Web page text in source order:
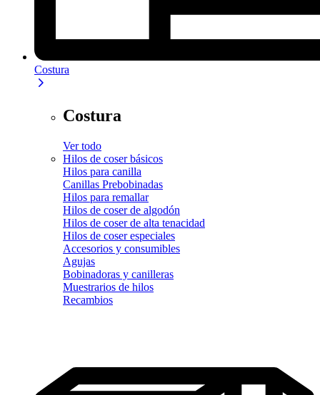
Costura
Costura
Ver todo
Hilos de coser básicos
Hilos para canilla
Canillas Prebobinadas
Hilos para remallar
Hilos de coser de algodón
Hilos de coser de alta tenacidad
Hilos de coser especiales
Accesorios y consumibles
Agujas
Bobinadoras y canilleras
Muestrarios de hilos
Recambios